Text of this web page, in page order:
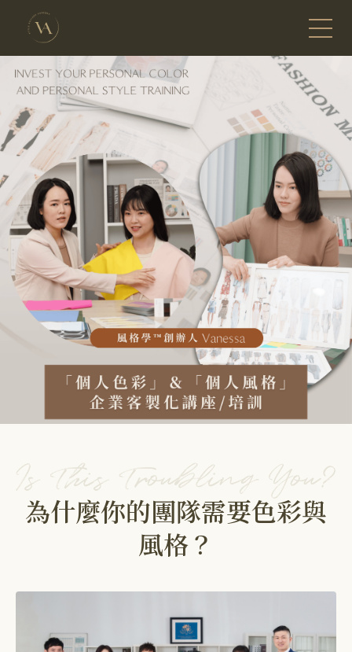
為什麼你的團隊需要色彩與
風格？